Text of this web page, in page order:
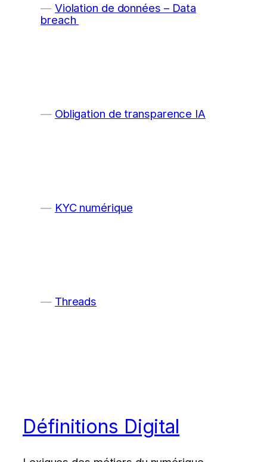
Violation de données – Data
breach
Obligation de transparence IA
KYC numérique
Threads
Définitions Digital